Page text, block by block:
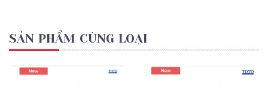
SẢN PHẨM CÙNG LOẠI